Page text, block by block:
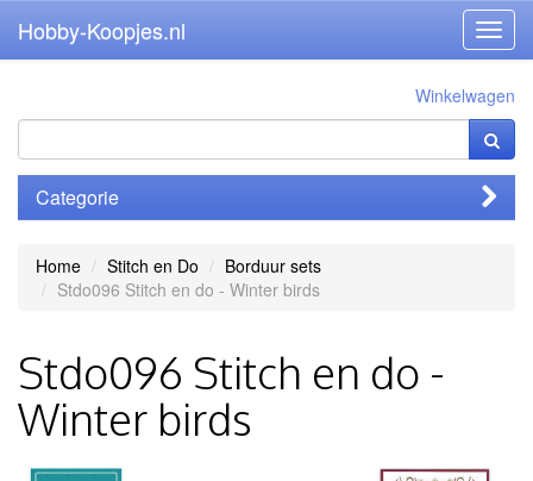
Hobby-Koopjes.nl
Winkelwagen
Categorie
Home Stitch en Do
Borduur sets
Stdo096 Stitch en do - Winter birds
Stdo096 Stitch en do -
Winter birds